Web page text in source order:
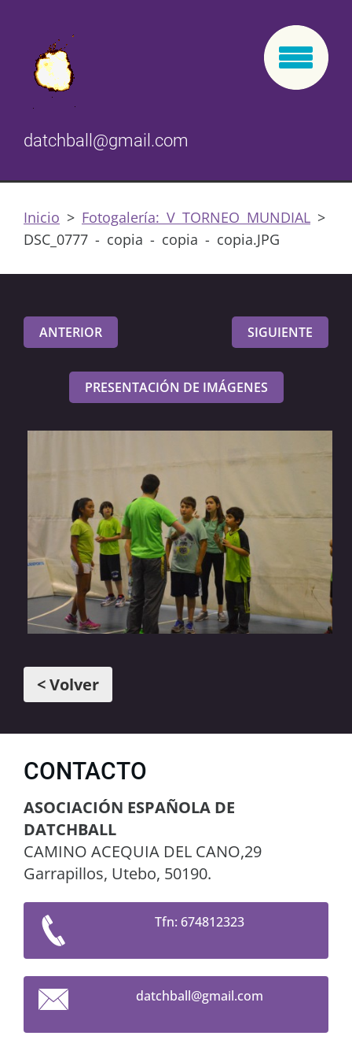
datchball@gmail.com
Inicio > Fotogalería: V TORNEO MUNDIAL >
DSC_0777 - copia - copia - copia.JPG
ANTERIOR SIGUIENTE
PRESENTACIÓN DE IMÁGENES
< Volver
CONTACTO
ASOCIACIÓN ESPAÑOLA DE
DATCHBALL
CAMINO ACEQUIA DEL CANO,29
Garrapillos, Utebo, 50190.
Tfn: 674812323
datchball@gmail.com